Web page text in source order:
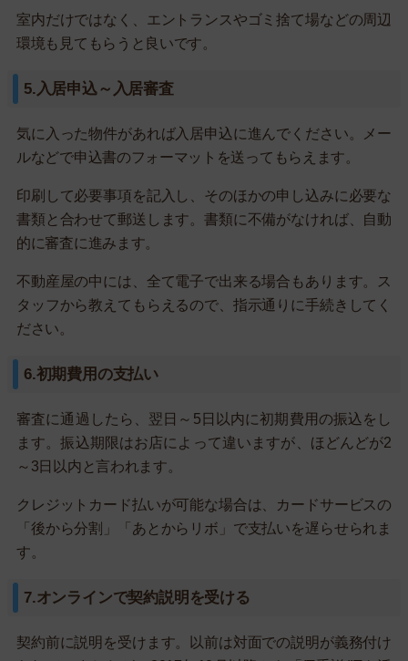
室内だけではなく、エントランスやゴミ捨て場などの周辺
環境も見てもらうと良いです。
5.入居申込～入居審査
気に入った物件があれば入居申込に進んでください。メー
ルなどで申込書のフォーマットを送ってもらえます。
印刷して必要事項を記入し、そのほかの申し込みに必要な
書類と合わせて郵送します。書類に不備がなければ、自動
的に審査に進みます。
不動産屋の中には、全て電子で出来る場合もあります。ス
タッフから教えてもらえるので、指示通りに手続きしてく
ださい。
6.初期費用の支払い
審査に通過したら、翌日～5日以内に初期費用の振込をし
ます。振込期限はお店によって違いますが、ほどんどが2
～3日以内と言われます。
クレジットカード払いが可能な場合は、カードサービスの
「後から分割」「あとからリボ」で支払いを遅らせられま
す。
7.オンラインで契約説明を受ける
契約前に説明を受けます。以前は対面での説明が義務付け